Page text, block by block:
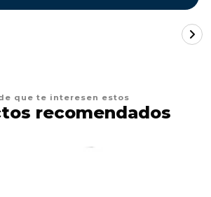
que te interesen estos
recomendados